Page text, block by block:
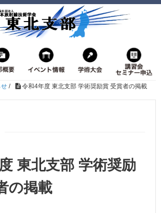
せ / 令和4年度 東北支部 学術奨励賞 受賞者の掲載
東北支部 学術奨励
の掲載